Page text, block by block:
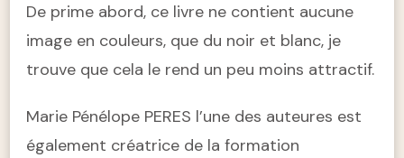
De prime abord, ce livre ne contient aucune
image en couleurs, que du noir et blanc, je
trouve que cela le rend un peu moins attractif.
Marie Pénélope PERES l’une des auteures est
également créatrice de la formation